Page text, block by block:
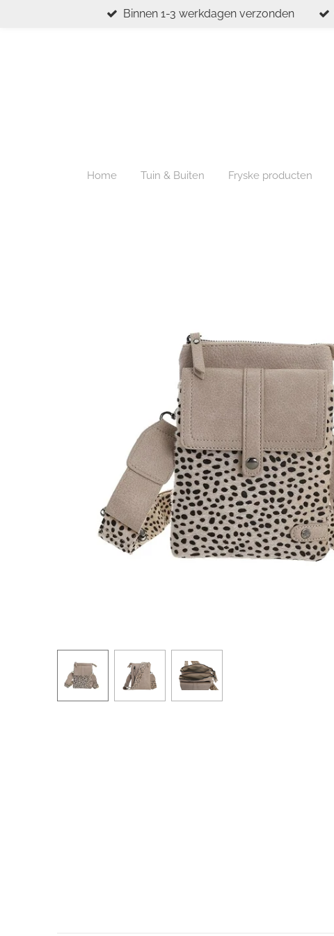
Binnen 1-3 werkdagen verzonden
Home Tuin & Buiten Fryske producten